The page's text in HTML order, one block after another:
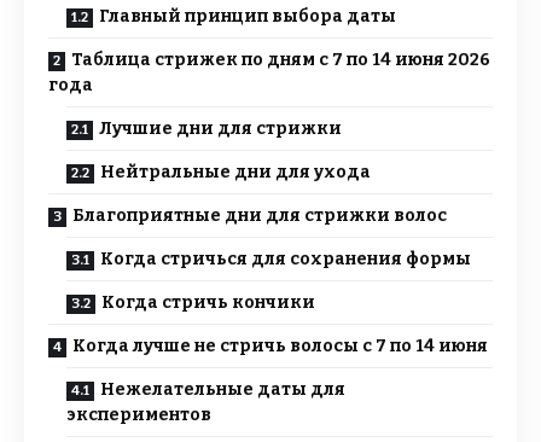
Главный принцип выбора даты
Таблица стрижек по дням с 7 по 14 июня 2026
года
Лучшие дни для стрижки
Нейтральные дни для ухода
Благоприятные дни для стрижки волос
Когда стричься для сохранения формы
Когда стричь кончики
Когда лучше не стричь волосы с 7 по 14 июня
Нежелательные даты для
экспериментов